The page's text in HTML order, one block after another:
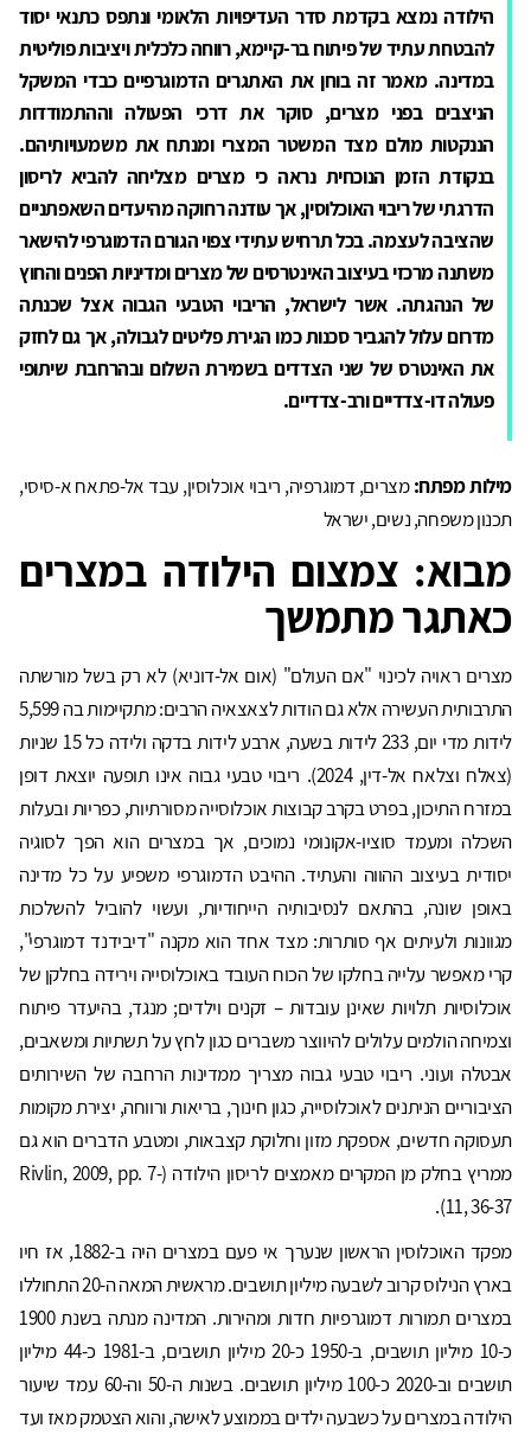
הילודה נמצא בקדמת סדר העדיפויות הלאומי ונתפס כתנאי יסוד
להבטחת עתיד של פיתוח בר-קיימא, רווחה כלכלית ויציבות פוליטית
במדינה. מאמר זה בוחן את האתגרים הדמוגרפיים כבדי המשקל
הניצבים בפני מצרים, סוקר את דרכי הפעולה וההתמודדות
הננקטות מולם מצד המשטר המצרי ומנתח את משמעויותיהם.
בנקודת הזמן הנוכחית נראה כי מצרים מצליחה להביא לריסון
הדרגתי של ריבוי האוכלוסין, אך עודנה רחוקה מהיעדים השאפתניים
שהציבה לעצמה. בכל תרחיש עתידי צפוי הגורם הדמוגרפי להישאר
משתנה מרכזי בעיצוב האינטרסים של מצרים ומדיניות הפנים והחוץ
של הנהגתה. אשר לישראל, הריבוי הטבעי הגבוה אצל שכנתה
מדרום עלול להגביר סכנות כמו הגירת פליטים לגבולה, אך גם לחזק
את האינטרס של שני הצדדים בשמירת השלום ובהרחבת שיתופי
פעולה דו-צדדיים ורב-צדדיים.
מילות מפתח:מצרים, דמוגרפיה, ריבוי אוכלוסין, עבד אל-פתאח א-סיסי,
תכנון משפחה, נשים, ישראל
מבוא: צמצום הילודה במצרים
כאתגר מתמשך
מצרים ראויה לכינוי "אם העולם" (אום אל-דוניא) לא רק בשל מורשתה
התרבותית העשירה אלא גם הודות לצאצאיה הרבים: מתקיימות בה 5,599
לידות מדי יום, 233 לידות בשעה, ארבע לידות בדקה ולידה כל 15 שניות
(צאלח וצלאח אל-דין, 2024). ריבוי טבעי גבוה אינו תופעה יוצאת דופן
במזרח התיכון, בפרט בקרב קבוצות אוכלוסייה מסורתיות, כפריות ובעלות
השכלה ומעמד סוציו-אקונומי נמוכים, אך במצרים הוא הפך לסוגיה
יסודית בעיצוב ההווה והעתיד. ההיבט הדמוגרפי משפיע על כל מדינה
באופן שונה, בהתאם לנסיבותיה הייחודיות, ועשוי להוביל להשלכות
מגוונות ולעיתים אף סותרות: מצד אחד הוא מקנה "דיבידנד דמוגרפי",
קרי מאפשר עלייה בחלקו של הכוח העובד באוכלוסייה וירידה בחלקן של
אוכלוסיות תלויות שאינן עובדות – זקנים וילדים; מנגד, בהיעדר פיתוח
וצמיחה הולמים עלולים להיווצר משברים כגון לחץ על תשתיות ומשאבים,
אבטלה ועוני. ריבוי טבעי גבוה מצריך ממדינות הרחבה של השירותים
הציבוריים הניתנים לאוכלוסייה, כגון חינוך, בריאות ורווחה, יצירת מקומות
תעסוקה חדשים, אספקת מזון וחלוקת קצבאות, ומטבע הדברים הוא גם
ממריץ בחלק מן המקרים מאמצים לריסון הילודה (Rivlin, 2009, pp. 7-
11, 36-37).
מפקד האוכלוסין הראשון שנערך אי פעם במצרים היה ב-1882, אז חיו
בארץ הנילוס קרוב לשבעה מיליון תושבים. מראשית המאה ה-20 התחוללו
במצרים תמורות דמוגרפיות חדות ומהירות. המדינה מנתה בשנת 1900
כ-10 מיליון תושבים, ב-1950 כ-20 מיליון תושבים, ב-1981 כ-44 מיליון
תושבים וב-2020 כ-100 מיליון תושבים. בשנות ה-50 וה-60 עמד שיעור
הילודה במצרים על כשבעה ילדים בממוצע לאישה, והוא הצטמק מאז ועד